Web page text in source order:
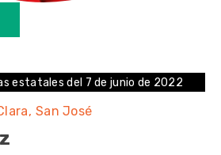
estatales del 7 de junio de 2022
San José